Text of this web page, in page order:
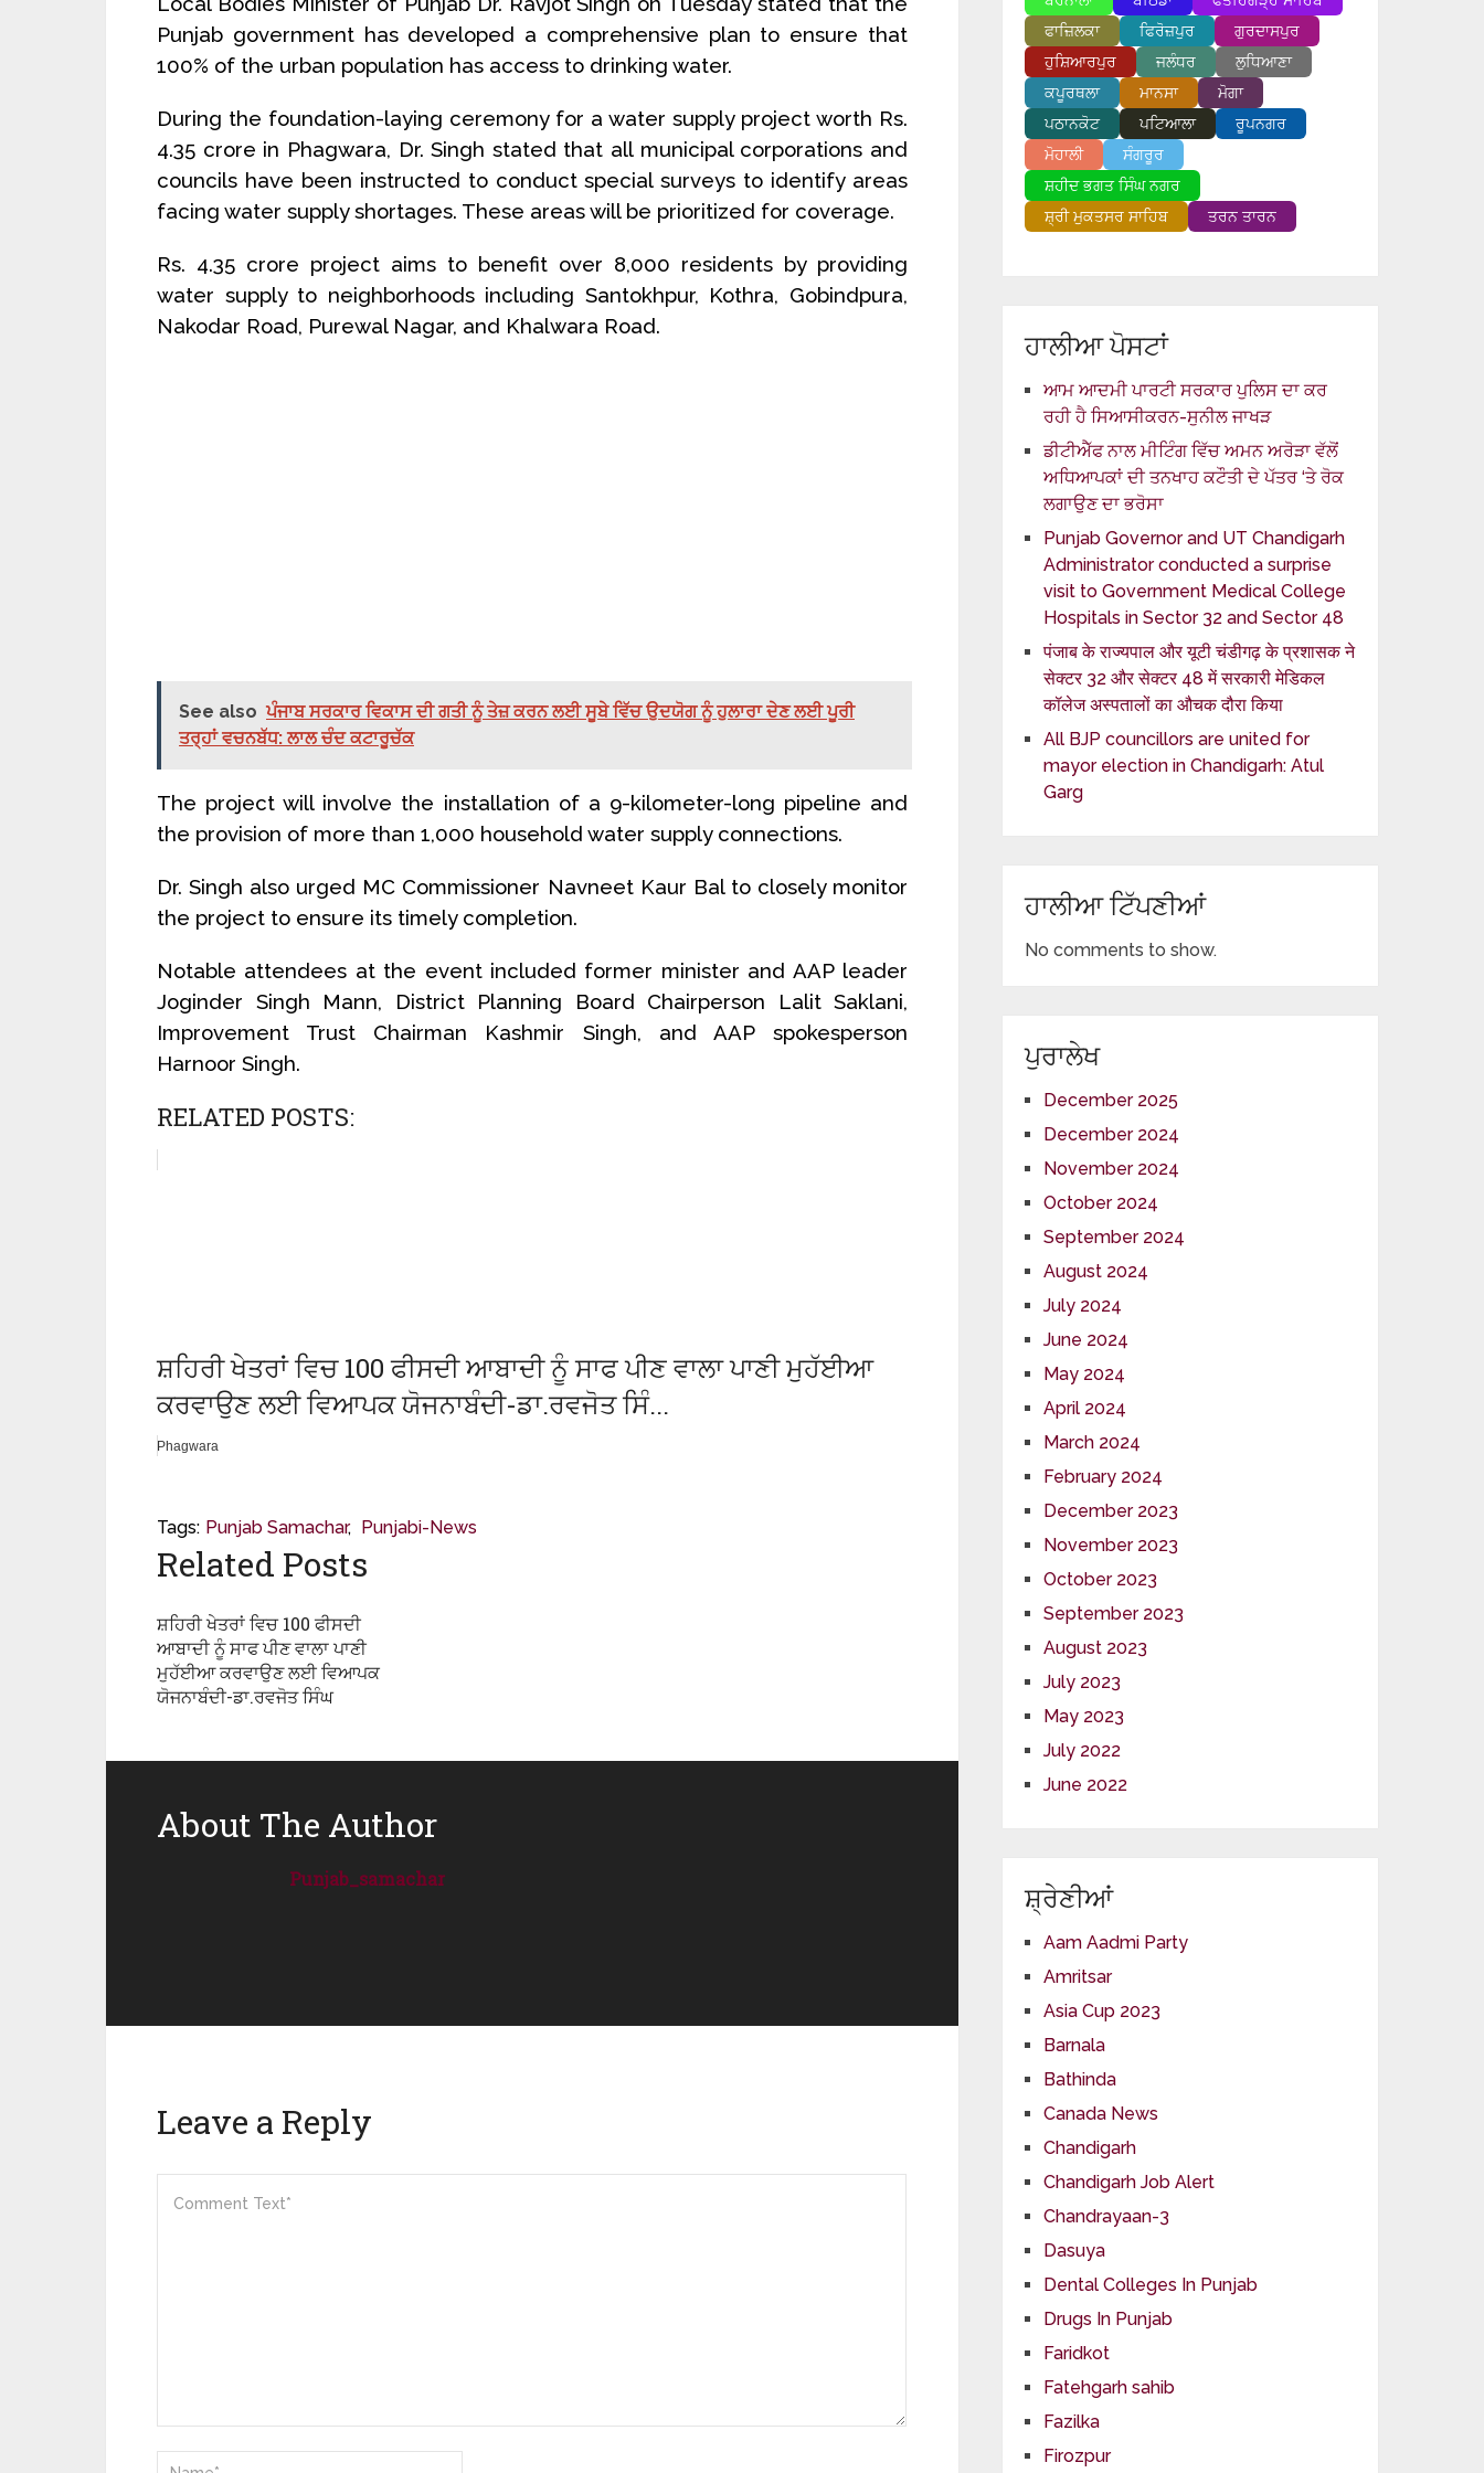
Punjab government has developed a comprehensive plan to ensure that
100% of the urban population has access to drinking water.
During the foundation-laying ceremony for a water supply project worth Rs.
4.35 crore in Phagwara, Dr. Singh stated that all municipal corporations and
councils have been instructed to conduct special surveys to identify areas
facing water supply shortages. These areas will be prioritized for coverage.
Rs. 4.35 crore project aims to benefit over 8,000 residents by providing
water supply to neighborhoods including Santokhpur, Kothra, Gobindpura,
Nakodar Road, Purewal Nagar, and Khalwara Road.
See also ਪੰਜਾਬ ਸਰਕਾਰ ਵਿਕਾਸ ਦੀ ਗਤੀ ਨੂੰ ਤੇਜ਼ ਕਰਨ ਲਈ ਸੂਬੇ ਵਿੱਚ ਉਦਯੋਗ ਨੂੰ ਹੁਲਾਰਾ ਦੇਣ ਲਈ ਪੂਰੀ
ਤਰ੍ਹਾਂ ਵਚਨਬੱਧ: ਲਾਲ ਚੰਦ ਕਟਾਰੂਚੱਕ
The project will involve the installation of a 9-kilometer-long pipeline and
the provision of more than 1,000 household water supply connections.
Dr. Singh also urged MC Commissioner Navneet Kaur Bal to closely monitor
the project to ensure its timely completion.
Notable attendees at the event included former minister and AAP leader
Joginder Singh Mann, District Planning Board Chairperson Lalit Saklani,
Improvement Trust Chairman Kashmir Singh, and AAP spokesperson
Harnoor Singh.
RELATED POSTS:
ਸ਼ਹਿਰੀ ਖੇਤਰਾਂ ਵਿਚ 100 ਫੀਸਦੀ ਆਬਾਦੀ ਨੂੰ ਸਾਫ ਪੀਣ ਵਾਲਾ ਪਾਣੀ ਮੁਹੱਈਆ
ਕਰਵਾਉਣ ਲਈ ਵਿਆਪਕ ਯੋਜਨਾਬੰਦੀ-ਡਾ.ਰਵਜੋਤ ਸਿੰ...
Phagwara
Tags: Punjab Samachar, Punjabi-News
Related Posts
ਸ਼ਹਿਰੀ ਖੇਤਰਾਂ ਵਿਚ 100 ਫੀਸਦੀ
ਆਬਾਦੀ ਨੂੰ ਸਾਫ ਪੀਣ ਵਾਲਾ ਪਾਣੀ
ਮੁਹੱਈਆ ਕਰਵਾਉਣ ਲਈ ਵਿਆਪਕ
ਯੋਜਨਾਬੰਦੀ-ਡਾ.ਰਵਜੋਤ ਸਿੰਘ
About The Author
Punjab_samachar
Leave a Reply
ਫਾਜ਼ਿਲਕਾ
ਫਿਰੋਜ਼ਪੁਰ
ਗੁਰਦਾਸਪੁਰ
ਹੁਸ਼ਿਆਰਪੁਰ
ਜਲੰਧਰ
ਲੁਧਿਆਣਾ
ਕਪੂਰਥਲਾ
ਮਾਨਸਾ
ਮੋਗਾ
ਪਠਾਨਕੋਟ
ਪਟਿਆਲਾ
ਰੂਪਨਗਰ
ਮੋਹਾਲੀ
ਸੰਗਰੂਰ
ਸ਼ਹੀਦ ਭਗਤ ਸਿੰਘ ਨਗਰ
ਸ਼੍ਰੀ ਮੁਕਤਸਰ ਸਾਹਿਬ
ਤਰਨ ਤਾਰਨ
ਹਾਲੀਆ ਪੋਸਟਾਂ
ਆਮ ਆਦਮੀ ਪਾਰਟੀ ਸਰਕਾਰ ਪੁਲਿਸ ਦਾ ਕਰ
ਰਹੀ ਹੈ ਸਿਆਸੀਕਰਨ-ਸੁਨੀਲ ਜਾਖੜ
ਡੀਟੀਐੱਫ ਨਾਲ ਮੀਟਿੰਗ ਵਿੱਚ ਅਮਨ ਅਰੋੜਾ ਵੱਲੋਂ
ਅਧਿਆਪਕਾਂ ਦੀ ਤਨਖਾਹ ਕਟੌਤੀ ਦੇ ਪੱਤਰ ‘ਤੇ ਰੋਕ
ਲਗਾਉਣ ਦਾ ਭਰੋਸਾ
Punjab Governor and UT Chandigarh
Administrator conducted a surprise
visit to Government Medical College
Hospitals in Sector 32 and Sector 48
पंजाब के राज्यपाल और यूटी चंडीगढ़ के प्रशासक ने
सेक्टर 32 और सेक्टर 48 में सरकारी मेडिकल
कॉलेज अस्पतालों का औचक दौरा किया
All BJP councillors are united for
mayor election in Chandigarh: Atul
Garg
ਹਾਲੀਆ ਟਿੱਪਣੀਆਂ
No comments to show.
ਪੁਰਾਲੇਖ
December 2025
December 2024
November 2024
October 2024
September 2024
August 2024
July 2024
June 2024
May 2024
April 2024
March 2024
February 2024
December 2023
November 2023
October 2023
September 2023
August 2023
July 2023
May 2023
July 2022
June 2022
ਸ਼੍ਰੇਣੀਆਂ
Aam Aadmi Party
Amritsar
Asia Cup 2023
Barnala
Bathinda
Canada News
Chandigarh
Chandigarh Job Alert
Chandrayaan-3
Dasuya
Dental Colleges In Punjab
Drugs In Punjab
Faridkot
Fatehgarh sahib
Fazilka
Firozpur